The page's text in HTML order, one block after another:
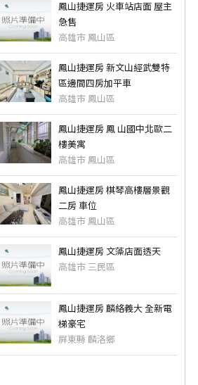
鳳山捷運房 火車站店面 屋主
急售
高雄市 鳳山區
鳳山捷運房 新文山經武雙特
區邊間四房加平車
高雄市 鳳山區
鳳山捷運房 鳳 山國中北歐二
樓美寓
高雄市 鳳山區
鳳山捷運房 棋琴高樓層景觀
二房 車位
高雄市 鳳山區
鳳山捷運房 文藻店面透天
高雄市 三民區
鳳山捷運房 麟絡義大 全新電
梯豪宅
屏東縣 麟洛鄉